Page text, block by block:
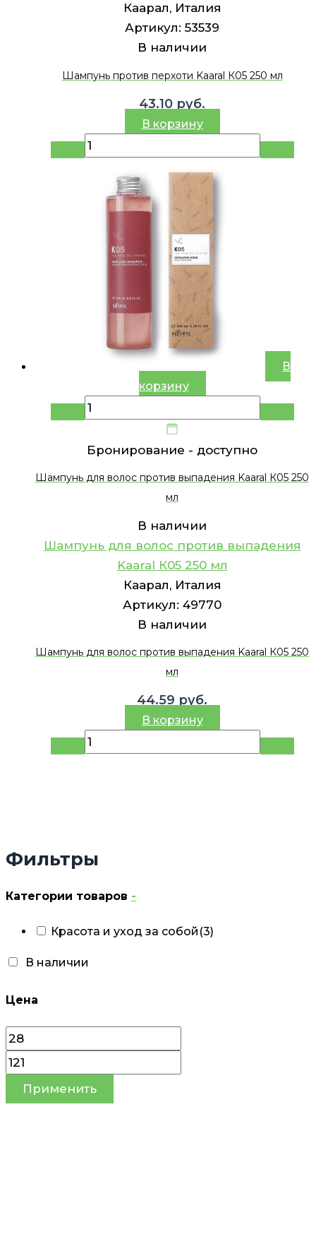
Фильтры
Категории товаров -
Красота и уход за собой (3)
В наличии
Цена
Применить
Каарал, Италия
Артикул: 53539
В наличии
Шампунь против перхоти Kaaral К05 250 мл
43.10 руб.
В корзину
В
корзину
Бронирование - доступно
Шампунь для волос против выпадения Kaaral К05 250
мл
В наличии
Шампунь для волос против выпадения
Kaaral К05 250 мл
Каарал, Италия
Артикул: 49770
В наличии
Шампунь для волос против выпадения Kaaral К05 250
мл
44.59 руб.
В корзину